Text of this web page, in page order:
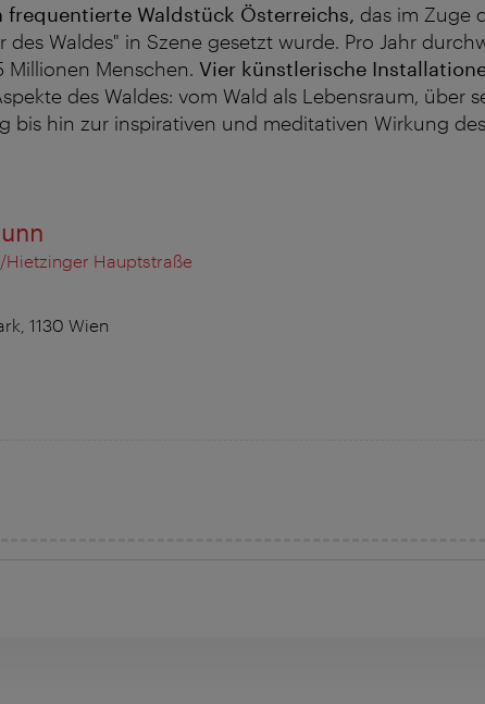
frequentierte Waldstück Österreichs, das im Zuge
des Waldes" in Szene gesetzt wurde. Pro Jahr
Millionen Menschen. Vier künstlerische
des Waldes: vom Wald als Lebensraum, über
bis hin zur inspirativen und meditativen Wirkung
Hietzinger Hauptstraße
1130 Wien